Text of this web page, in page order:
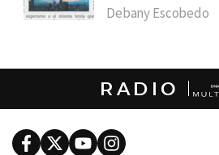
Debany Escobedo
RADIO
FacebookTwitterYoutubeInstagram